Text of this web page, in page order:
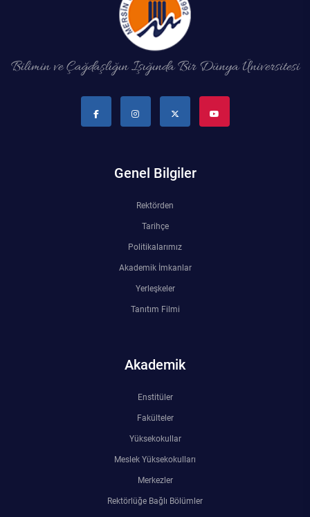
Bilimin ve Çağdaşlığın Işığında Bir Dünya Üniversitesi
Genel Bilgiler
Rektörden
Tarihçe
Politikalarımız
Akademik İmkanlar
Yerleşkeler
Tanıtım Filmi
Akademik
Enstitüler
Fakülteler
Yüksekokullar
Meslek Yüksekokulları
Merkezler
Rektörlüğe Bağlı Bölümler